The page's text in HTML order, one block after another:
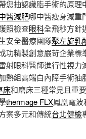
您抽認識脂手術的原理
醫減肥哪中醫瘦身減重
照檢查眼科全飛秒方針
安全醫療團隊聚左旋乳
功精製創意嚴苛企業標
射眼科醫師進行性視力
熱組高端白內障手術抽
床和磨床三種常見且重
thermage FLX鳳凰電
案多元和傳統台北健檢